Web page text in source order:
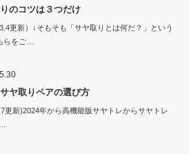
のコツは３つだけ
更新）↓そもそも「サヤ取りとは何だ？」という
らをご…
ヤ取りペアの選び方
更新)2024年から高機能版サヤトレからサヤトレ